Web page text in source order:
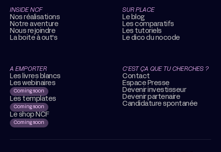
INSIDE NCF
Nos réalisations
Notre aventure
Nous rejoindre
La boite à out's
SUR PLACE
Le blog
Les comparatifs
Les tutoriels
Le dico du nocode
A EMPORTER
Les livres blancs
Les webinaires
Coming soon
Les templates
Coming soon
Le shop NCF
Coming soon
C’EST ÇA QUE TU CHERCHES ?
Contact
Espace Presse
Devenir investisseur
Devenir partenaire
Candidature spontanée